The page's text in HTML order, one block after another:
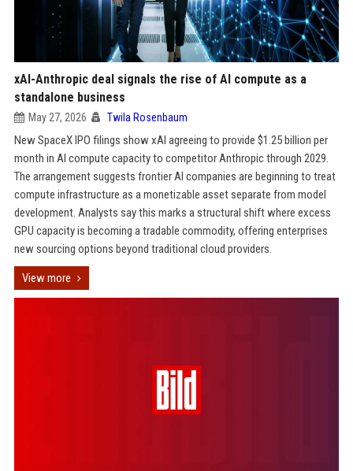
xAI-Anthropic deal signals the rise of AI compute as a
standalone business
May 27, 2026 Twila Rosenbaum
New SpaceX IPO filings show xAI agreeing to provide $1.25 billion per
month in AI compute capacity to competitor Anthropic through 2029.
The arrangement suggests frontier AI companies are beginning to treat
compute infrastructure as a monetizable asset separate from model
development. Analysts say this marks a structural shift where excess
GPU capacity is becoming a tradable commodity, offering enterprises
new sourcing options beyond traditional cloud providers.
View more